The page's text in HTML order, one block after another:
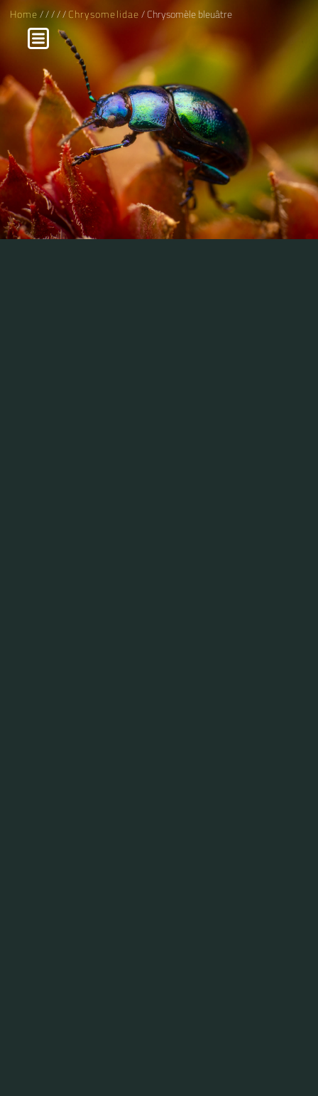
Home/////Chrysomelidae/ Chrysomèle bleuâtre